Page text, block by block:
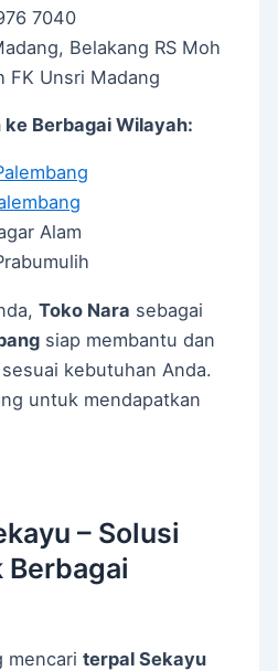
7040
Belakang RS Moh
FK Unsri Madang
Berbagai Wilayah:
Alam
Toko Nara sebagai
siap membantu dan
kebutuhan Anda.
untuk mendapatkan
– Solusi
Berbagai
mencariterpal Sekayu